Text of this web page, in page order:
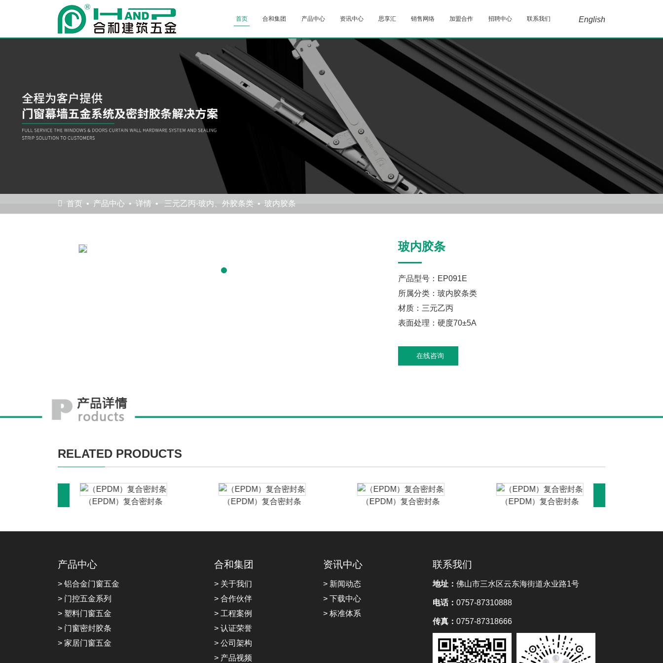
English
首页 合和集团 产品中心 资讯中心 思享汇 销售网络 加盟合作 招聘中心 联系我们
首页 产品中心 详情 三元乙丙-玻内、外胶条类 玻内胶条
玻内胶条
产品型号：EP091E
所属分类：玻内胶条类
材质：三元乙丙
表面处理：硬度70±5A
在线咨询
RELATED PRODUCTS
（EPDM）复合密封条 （EPDM）复合密封条 （EPDM）复合密封条 （EPDM）复合密封条
产品中心
> 铝合金门窗五金
> 门控五金系列
> 塑料门窗五金
> 门窗密封胶条
> 家居门窗五金
合和集团
> 关于我们
> 合作伙伴
> 工程案例
> 认证荣誉
> 公司架构
> 产品视频
资讯中心
> 新闻动态
> 下载中心
> 标准体系
联系我们
地址： 佛山市三水区云东海街道永业路1号
电话： 0757-87310888
传真： 0757-87318666